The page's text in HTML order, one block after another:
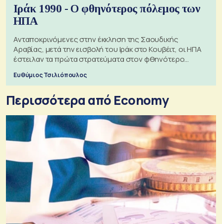
Ιράκ 1990 - Ο φθηνότερος πόλεμος των
ΗΠΑ
Ανταποκρινόμενες στην έκκληση της Σαουδικής
Αραβίας, μετά την εισβολή του Ιράκ στο Κουβέιτ, οι ΗΠΑ
έστειλαν τα πρώτα στρατεύματα στον φθηνότερο
Ευθύμιος Τσιλιόπουλος
Περισσότερα από Economy